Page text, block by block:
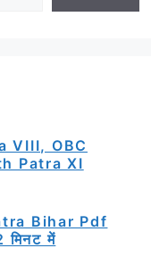
VIII, OBC
Patra XI
Bihar Pdf
में